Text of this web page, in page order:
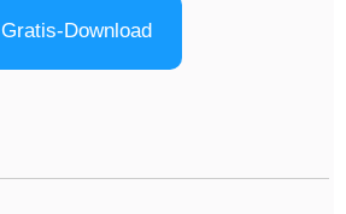
Gratis-Download